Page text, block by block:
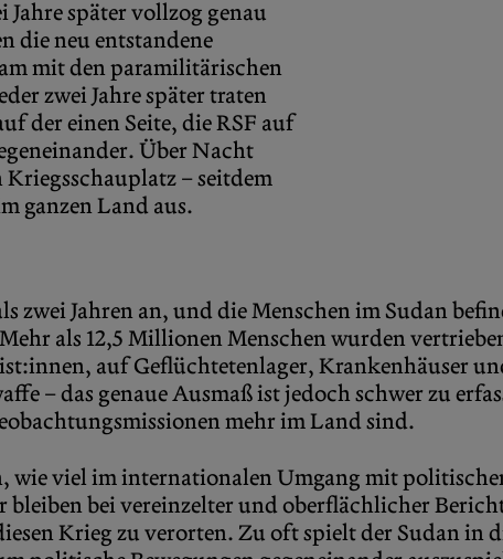
Jahre später vollzog genau
die neu entstandene
mit den paramilitärischen
zwei Jahre später traten
der einen Seite, die RSF auf
Über Nacht
– seitdem
ganzen Land aus.
zwei Jahren an, und die Menschen im Sudan
als 12,5 Millionen Menschen wurden
auf Geflüchtetenlager, Krankenhäuser
– das genaue Ausmaß ist jedoch schwer zu
mehr im Land sind.
wie viel im internationalen Umgang mit
bei vereinzelter und oberflächlicher
Krieg zu verorten. Zu oft spielt der Sudan in